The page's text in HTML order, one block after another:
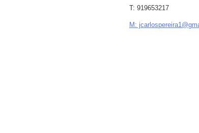
T: 919653217
M: